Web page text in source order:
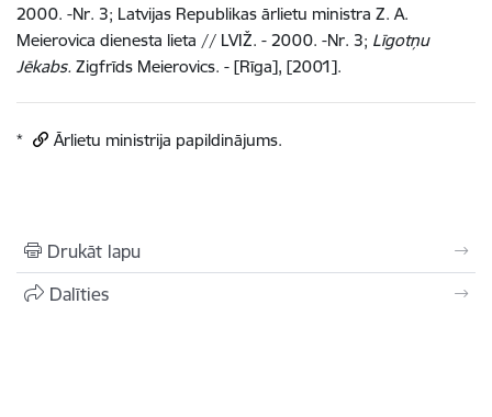
2000. -Nr. 3; Latvijas Republikas ārlietu ministra Z. A.
Meierovica dienesta lieta // LVIŽ. - 2000. -Nr. 3; Līgotņu
Jēkabs. Zigfrīds Meierovics. - [Rīga], [2001].
* Ārlietu ministrija papildinājums.
Drukāt lapu
Dalīties